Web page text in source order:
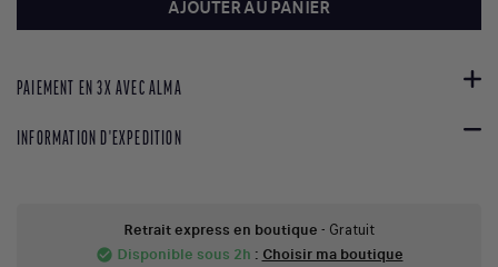
AJOUTER AU PANIER
PAIEMENT EN 3X AVEC ALMA
INFORMATION D'EXPEDITION
Retrait express en boutique - Gratuit
check_circle Disponible sous 2h : Choisir ma boutique